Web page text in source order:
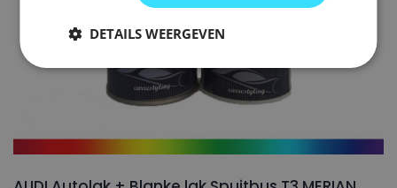
DETAILS WEERGEVEN